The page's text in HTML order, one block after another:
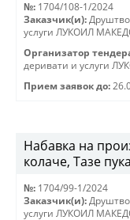
№: 1704/108-1/2024
Заказчик(и):
услуги ЛУКОИЛ
Организатор
деривати и услуги
Прием заявок до:
Набавка на
колаче, Тазе
№: 1704/99-1/2024
Заказчик(и):
услуги ЛУКОИЛ